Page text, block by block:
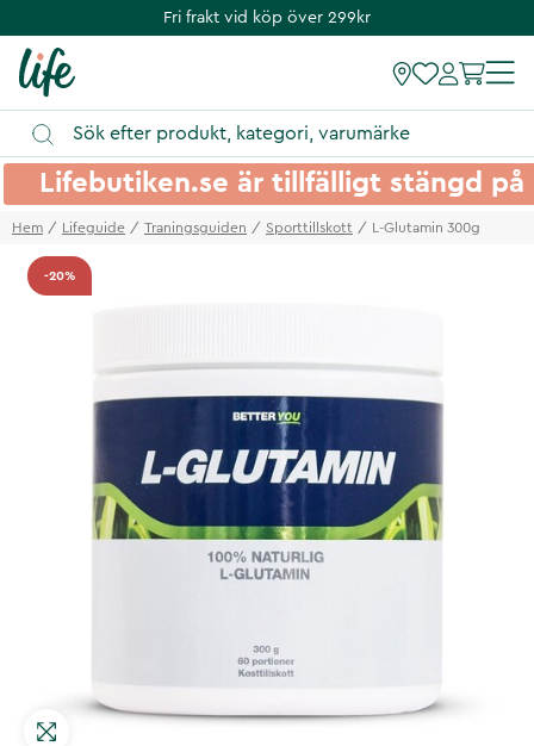
Fri frakt vid köp över 299kr
Lifebutiken.se är tillfälligt stängd
Hem Lifeguide Traningsguiden Sporttillskott L-Glutamin 300g
-20%